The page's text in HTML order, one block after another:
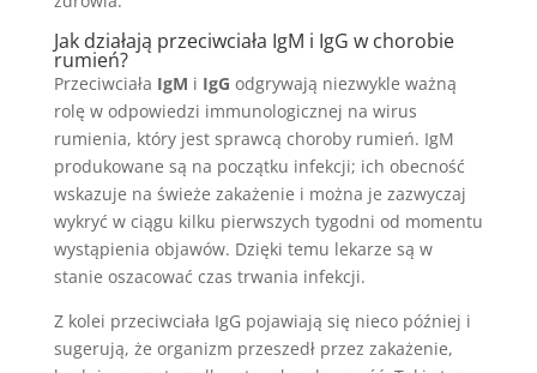
Jak działają przeciwciała IgM i IgG w chorobie
rumień?
Przeciwciała IgM i IgG odgrywają niezwykle ważną
rolę w odpowiedzi immunologicznej na wirus
rumienia, który jest sprawcą choroby rumień. IgM
produkowane są na początku infekcji; ich obecność
wskazuje na świeże zakażenie i można je zazwyczaj
wykryć w ciągu kilku pierwszych tygodni od momentu
wystąpienia objawów. Dzięki temu lekarze są w
stanie oszacować czas trwania infekcji.
Z kolei przeciwciała IgG pojawiają się nieco później i
sugerują, że organizm przeszedł przez zakażenie,